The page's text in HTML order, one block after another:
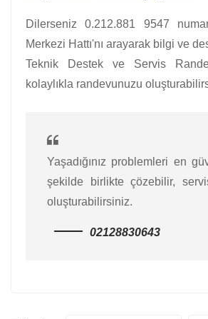
Dilerseniz 0.212.881 9547
Merkezi Hattı'nı arayarak bilgi ve
Teknik Destek ve Servis
kolaylıkla randevunuzu
Yaşadığınız problemleri en
şekilde birlikte çözebilir,
oluşturabilirsiniz.
02128830643